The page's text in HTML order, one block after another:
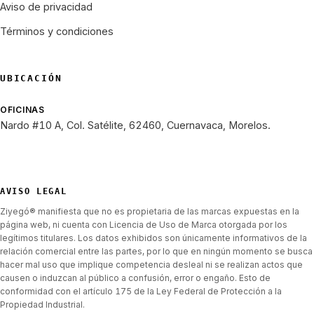
Aviso de privacidad
Términos y condiciones
UBICACIÓN
OFICINAS
Nardo #10 A, Col. Satélite, 62460, Cuernavaca, Morelos.
AVISO LEGAL
Ziyegó® manifiesta que no es propietaria de las marcas expuestas en la
página web, ni cuenta con Licencia de Uso de Marca otorgada por los
legítimos titulares. Los datos exhibidos son únicamente informativos de la
relación comercial entre las partes, por lo que en ningún momento se busca
hacer mal uso que implique competencia desleal ni se realizan actos que
causen o induzcan al público a confusión, error o engaño. Esto de
conformidad con el artículo 175 de la Ley Federal de Protección a la
Propiedad Industrial.